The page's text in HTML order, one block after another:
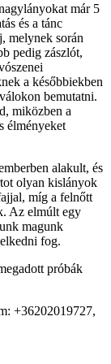
már 5
és a tánc
melynek során
pedig zászlót,
a későbbiekben
bemutatni.
miközben a
élményeket
alakult, és
olyan kislányok
míg a felnőtt
Az elmúlt egy
magunk
fog.
próbák
+36202019727,